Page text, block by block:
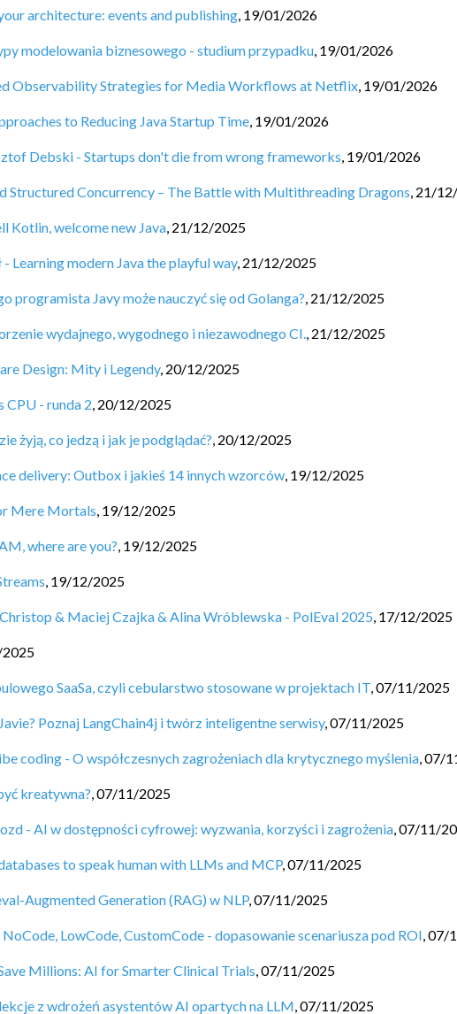
architecture: events and publishing, 19/01/2026
modelowania biznesowego - studium przypadku, 19/01/2026
Observability Strategies for Media Workflows at Netflix, 19/01/2026
to Reducing Java Startup Time, 19/01/2026
Debski - Startups don't die from wrong frameworks, 19/01/2026
Structured Concurrency – The Battle with Multithreading Dragons, 21/
Kotlin, welcome new Java, 21/12/2025
Learning modern Java the playful way, 21/12/2025
programista Javy może nauczyć się od Golanga?, 21/12/2025
wydajnego, wygodnego i niezawodnego CI., 21/12/2025
Design: Mity i Legendy, 20/12/2025
CPU - runda 2, 20/12/2025
żyją, co jedzą i jak je podglądać?, 20/12/2025
delivery: Outbox i jakieś 14 innych wzorców, 19/12/2025
Mere Mortals, 19/12/2025
where are you?, 19/12/2025
, 19/12/2025
& Maciej Czajka & Alina Wróblewska - PolEval 2025, 17/12/2025
SaaSa, czyli cebularstwo stosowane w projektach IT,07/11/2025
Poznaj LangChain4j i twórz inteligentne serwisy,07/11/2025
coding - O współczesnych zagrożeniach dla krytycznego myślenia,07/
kreatywna?,07/11/2025
- AI w dostępności cyfrowej: wyzwania, korzyści i zagrożenia,07/11/
to speak human with LLMs and MCP,07/11/2025
Augmented Generation (RAG) w NLP,07/11/2025
LowCode, CustomCode - dopasowanie scenariusza pod ROI,07/
Millions: AI for Smarter Clinical Trials,07/11/2025
z wdrożeń asystentów AI opartych na LLM,07/11/2025